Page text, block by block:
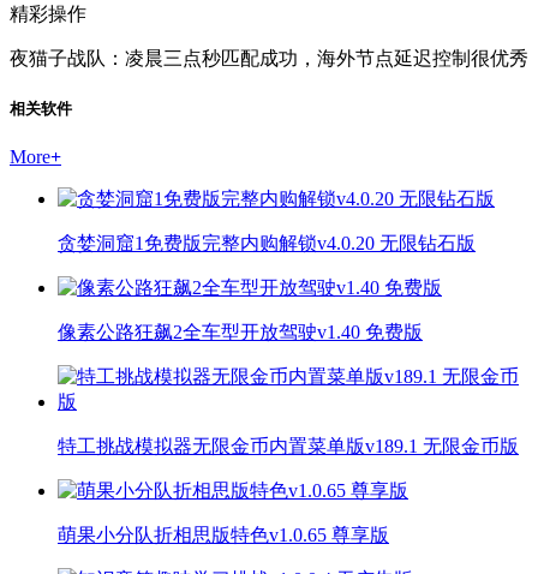
精彩操作
夜猫子战队：凌晨三点秒匹配成功，海外节点延迟控制很优秀
相关软件
More+
贪婪洞窟1免费版完整内购解锁v4.0.20 无限钻石版
像素公路狂飙2全车型开放驾驶v1.40 免费版
特工挑战模拟器无限金币内置菜单版v189.1 无限金币版
萌果小分队折相思版特色v1.0.65 尊享版